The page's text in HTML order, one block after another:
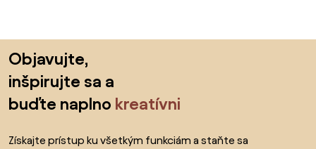
Objavujte,
inšpirujte sa a
buďte naplno kreatívni
Získajte prístup ku všetkým funkciám a staňte sa